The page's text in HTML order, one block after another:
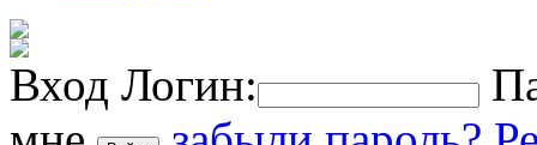
Вход Логин: